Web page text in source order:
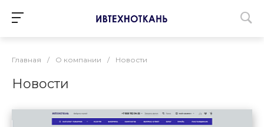
Главная / О компании / Новости
Новости